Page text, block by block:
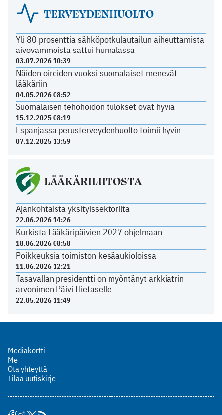
TERVEYDENHUOLTO
Yli 80 prosenttia sähköpotkulautailun aiheuttamista
aivovammoista sattui humalassa
03.07.2026 10:39
Näiden oireiden vuoksi suomalaiset menevät
lääkäriin
04.05.2026 08:52
Suomalaisen tehohoidon tulokset ovat hyviä
15.12.2025 08:19
Espanjassa perusterveydenhuolto toimii hyvin
07.12.2025 13:59
LÄÄKÄRILIITOSTA
Ajankohtaista yksityissektorilta
22.06.2026 14:26
Kurkista Lääkäripäivien 2027 ohjelmaan
18.06.2026 08:58
Poikkeuksia toimiston kesäaukioloissa
11.06.2026 12:21
Tasavallan presidentti on myöntänyt arkkiatrin
arvonimen Päivi Hietaselle
22.05.2026 11:49
Mediakortti
Me
Ota yhteyttä
Tilaa uutiskirje